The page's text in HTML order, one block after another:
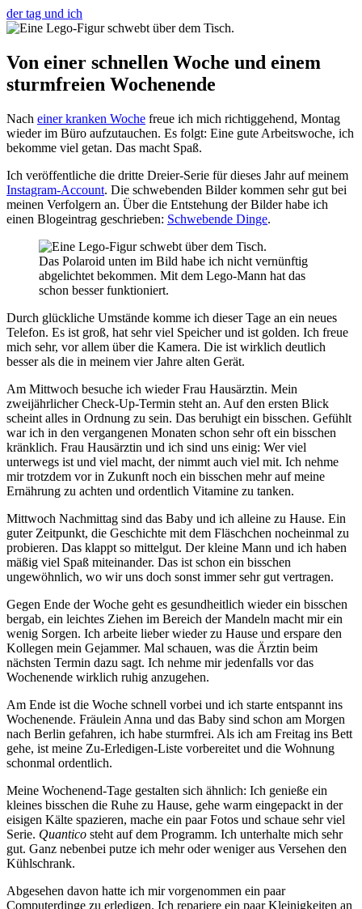
der tag und ich
Von einer schnellen Woche und einem
sturmfreien Wochenende
Nach einer kranken Woche freue ich mich richtiggehend, Montag
wieder im Büro aufzutauchen. Es folgt: Eine gute Arbeitswoche, ich
bekomme viel getan. Das macht Spaß.
Ich veröffentliche die dritte Dreier-Serie für dieses Jahr auf meinem
Instagram-Account. Die schwebenden Bilder kommen sehr gut bei
meinen Verfolgern an. Über die Entstehung der Bilder habe ich
einen Blogeintrag geschrieben: Schwebende Dinge.
Das Polaroid unten im Bild habe ich nicht vernünftig
abgelichtet bekommen. Mit dem Lego-Mann hat das
schon besser funktioniert.
Durch glückliche Umstände komme ich dieser Tage an ein neues
Telefon. Es ist groß, hat sehr viel Speicher und ist golden. Ich freue
mich sehr, vor allem über die Kamera. Die ist wirklich deutlich
besser als die in meinem vier Jahre alten Gerät.
Am Mittwoch besuche ich wieder Frau Hausärztin. Mein
zweijährlicher Check-Up-Termin steht an. Auf den ersten Blick
scheint alles in Ordnung zu sein. Das beruhigt ein bisschen. Gefühlt
war ich in den vergangenen Monaten schon sehr oft ein bisschen
kränklich. Frau Hausärztin und ich sind uns einig: Wer viel
unterwegs ist und viel macht, der nimmt auch viel mit. Ich nehme
mir trotzdem vor in Zukunft noch ein bisschen mehr auf meine
Ernährung zu achten und ordentlich Vitamine zu tanken.
Mittwoch Nachmittag sind das Baby und ich alleine zu Hause. Ein
guter Zeitpunkt, die Geschichte mit dem Fläschchen nocheinmal zu
probieren. Das klappt so mittelgut. Der kleine Mann und ich haben
mäßig viel Spaß miteinander. Das ist schon ein bisschen
ungewöhnlich, wo wir uns doch sonst immer sehr gut vertragen.
Gegen Ende der Woche geht es gesundheitlich wieder ein bisschen
bergab, ein leichtes Ziehen im Bereich der Mandeln macht mir ein
wenig Sorgen. Ich arbeite lieber wieder zu Hause und erspare den
Kollegen mein Gejammer. Mal schauen, was die Ärztin beim
nächsten Termin dazu sagt. Ich nehme mir jedenfalls vor das
Wochenende wirklich ruhig anzugehen.
Am Ende ist die Woche schnell vorbei und ich starte entspannt ins
Wochenende. Fräulein Anna und das Baby sind schon am Morgen
nach Berlin gefahren, ich habe sturmfrei. Als ich am Freitag ins Bett
gehe, ist meine Zu-Erledigen-Liste vorbereitet und die Wohnung
schonmal ordentlich.
Meine Wochenend-Tage gestalten sich ähnlich: Ich genieße ein
kleines bisschen die Ruhe zu Hause, gehe warm eingepackt in der
eisigen Kälte spazieren, mache ein paar Fotos und schaue sehr viel
Serie. Quantico steht auf dem Programm. Ich unterhalte mich sehr
gut. Ganz nebenbei putze ich mehr oder weniger aus Versehen den
Kühlschrank.
Abgesehen davon hatte ich mir vorgenommen ein paar
Computerdinge zu erledigen. Ich repariere ein paar Kleinigkeiten an